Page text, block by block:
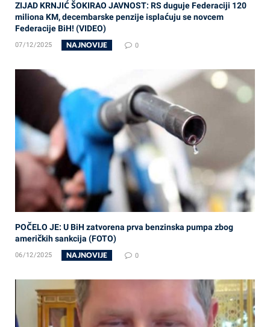
ZIJAD KRNJIĆ ŠOKIRAO JAVNOST: RS duguje Federaciji 120
miliona KM, decembarske penzije isplaćuju se novcem
Federacije BiH! (VIDEO)
07/12/2025 NAJNOVIJE 0
POČELO JE: U BiH zatvorena prva benzinska pumpa zbog
američkih sankcija (FOTO)
06/12/2025 NAJNOVIJE 0